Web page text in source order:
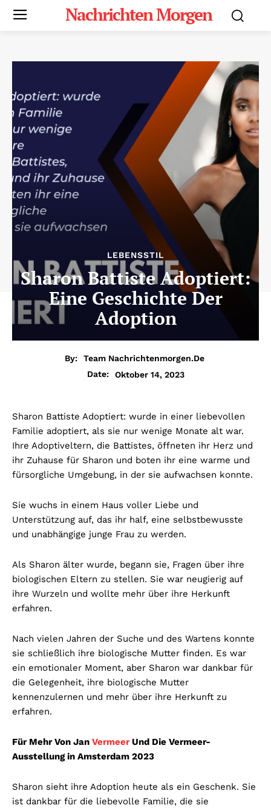
Nachrichten Morgen
LEBENSSTIL
Sharon Battiste Adoptiert:
Eine Geschichte Der
Adoption
By:
Team Nachrichtenmorgen.de
Date:
Oktober 14, 2023
Sharon Battiste Adoptiert: wurde in einer liebevollen
Familie adoptiert, als sie nur wenige Monate alt war.
Ihre Adoptiveltern, die Battistes, öffneten ihr Herz und
ihr Zuhause für Sharon und boten ihr eine warme und
fürsorgliche Umgebung, in der sie aufwachsen konnte.
Sie wuchs in einem Haus voller Liebe und
Unterstützung auf, das ihr half, eine selbstbewusste
und unabhängige junge Frau zu werden.
Als Sharon älter wurde, begann sie, Fragen über ihre
biologischen Eltern zu stellen. Sie war neugierig auf
ihre Wurzeln und wollte mehr über ihre Herkunft
erfahren.
Nach vielen Jahren der Suche und des Wartens konnte
sie schließlich ihre biologische Mutter finden. Es war
ein emotionaler Moment, aber Sharon war dankbar für
die Gelegenheit, ihre biologische Mutter
kennenzulernen und mehr über ihre Herkunft zu
erfahren.
Für Mehr Von Jan VermeerUnd Die Vermeer-
Ausstellung in Amsterdam 2023
Sharon sieht ihre Adoption heute als ein Geschenk. Sie
ist dankbar für die liebevolle Familie, die sie